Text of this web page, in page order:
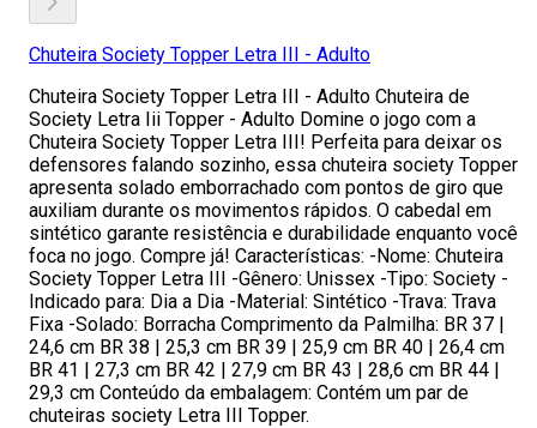
Chuteira Society Topper Letra III - Adulto
Chuteira Society Topper Letra III - Adulto Chuteira de
Society Letra Iii Topper - Adulto Domine o jogo com a
Chuteira Society Topper Letra III! Perfeita para deixar os
defensores falando sozinho, essa chuteira society Topper
apresenta solado emborrachado com pontos de giro que
auxiliam durante os movimentos rápidos. O cabedal em
sintético garante resistência e durabilidade enquanto você
foca no jogo. Compre já! Características: -Nome: Chuteira
Society Topper Letra III -Gênero: Unissex -Tipo: Society -
Indicado para: Dia a Dia -Material: Sintético -Trava: Trava
Fixa -Solado: Borracha Comprimento da Palmilha: BR 37 |
24,6 cm BR 38 | 25,3 cm BR 39 | 25,9 cm BR 40 | 26,4 cm
BR 41 | 27,3 cm BR 42 | 27,9 cm BR 43 | 28,6 cm BR 44 |
29,3 cm Conteúdo da embalagem: Contém um par de
chuteiras society Letra III Topper.